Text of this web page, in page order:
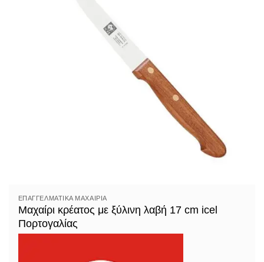
ΕΠΑΓΓΕΛΜΑΤΙΚΆ ΜΑΧΑΊΡΙΑ
Μαχαίρι κρέατος με ξύλινη λαβή 17 cm icel
Πορτογαλίας